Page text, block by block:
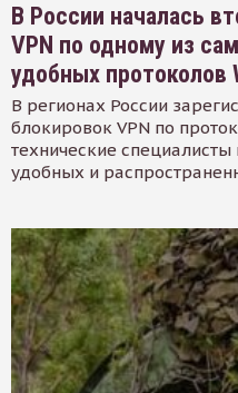
В России началась
VPN по одному из
удобных протоколов
В регионах России
блокировок VPN по
технические
удобных и